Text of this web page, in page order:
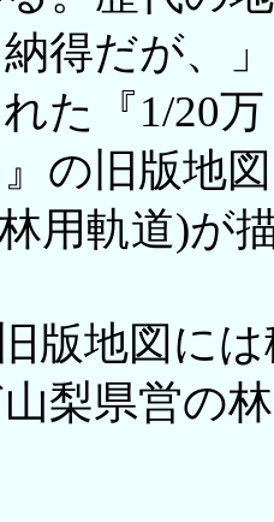
得だが、
た『1/20
の旧版地
用軌道)が
版地図には
梨県営の